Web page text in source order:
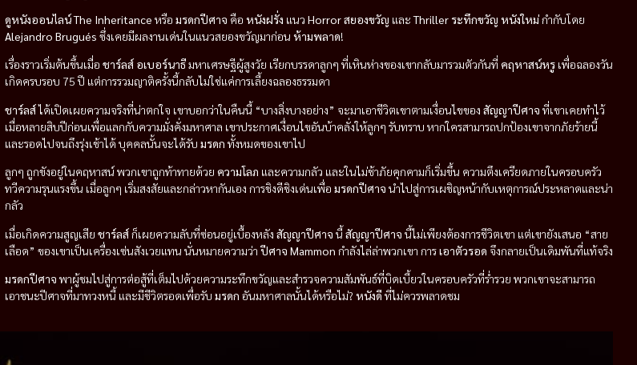
ดูหนังออนไลน์The Inheritance หรือ มรดกปีศาจ คือ หนังฝรั่ง แนว Horror สยองขวัญ และThriller ระทึกขวัญ หนังใหม่กำกับโดย
Alejandro Brugués ซึ่งเคยมีผลงานเด่นในแนวสยองขวัญมาก่อน ห้ามพลาด!
เรื่องราวเริ่มต้นขึ้นเมื่อ ชาร์ลส์ อเบอร์นาธีมหาเศรษฐีผู้สูงวัย เรียกบรรดาลูกๆ ที่เหินห่างของเขากลับมารวมตัวกันที่ คฤหาสน์หรูเพื่อฉลองวัน
เกิดครบรอบ 75 ปี แต่การรวมญาติครั้งนี้กลับไม่ใช่แค่การเลี้ยงฉลองธรรมดา
ชาร์ลส์ได้เปิดเผยความจริงที่น่าตกใจ เขาบอกว่าในคืนนี้ “บางสิ่งบางอย่าง” จะมาเอาชีวิตเขาตามเงื่อนไขของ สัญญาปีศาจ ที่เขาเคยทำไว้
เมื่อหลายสิบปีก่อนเพื่อแลกกับความมั่งคั่งมหาศาล เขาประกาศเงื่อนไขอันบ้าคลั่งให้ลูกๆ รับทราบ หากใครสามารถปกป้องเขาจากภัยร้ายนี้
และรอดไปจนถึงรุ่งเช้าได้ บุคคลนั้นจะได้รับ มรดก ทั้งหมดของเขาไป
ลูกๆ ถูกขังอยู่ในคฤหาสน์ พวกเขาถูกท้าทายด้วย ความโลภ และความกลัว และในไม่ช้าภัยคุกคามก็เริ่มขึ้น ความตึงเครียดภายในครอบครัว
ทวีความรุนแรงขึ้น เมื่อลูกๆ เริ่มสงสัยและกล่าวหากันเอง การชิงดีชิงเด่นเพื่อ มรดกปีศาจ นำไปสู่การเผชิญหน้ากับเหตุการณ์ประหลาดและน่า
กลัว
เมื่อเกิดความสูญเสีย ชาร์ลส์ก็เผยความลับที่ซ่อนอยู่เบื้องหลัง สัญญาปีศาจ นี้ สัญญาปีศาจ นี้ไม่เพียงต้องการชีวิตเขา แต่เขายังเสนอ “สาย
เลือด” ของเขาเป็นเครื่องเซ่นสังเวยแทน นั่นหมายความว่า ปีศาจ Mammon กำลังไล่ล่าพวกเขา การเอาตัวรอด จึงกลายเป็นเดิมพันที่แท้จริง
มรดกปีศาจ พาผู้ชมไปสู่การต่อสู้ที่เต็มไปด้วยความระทึกขวัญและสำรวจความสัมพันธ์ที่บิดเบี้ยวในครอบครัวที่ร่ำรวย พวกเขาจะสามารถ
เอาชนะปีศาจที่มาทวงหนี้ และมีชีวิตรอดเพื่อรับ มรดก อันมหาศาลนั้นได้หรือไม่? หนังดี ที่ไม่ควรพลาดชม